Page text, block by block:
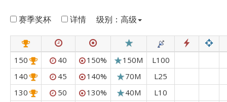
赛季奖杯 详情 级别：高级
150 40 150% 150M
L100
140
45 140% 70M
L25
130
50 130% 40M
L10